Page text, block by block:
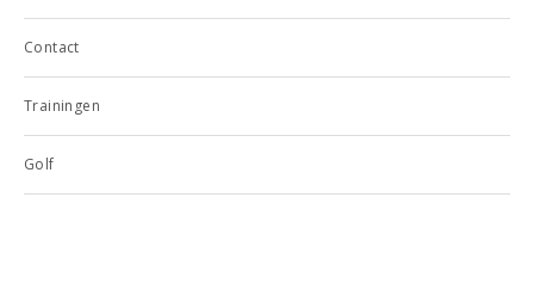
Contact
Trainingen
Golf